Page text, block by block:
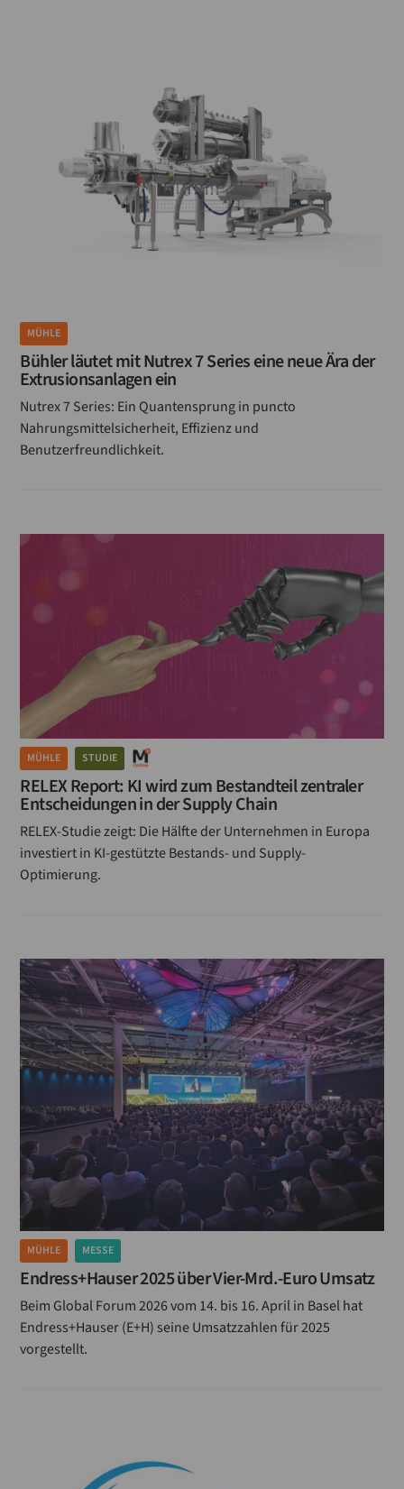
MÜHLE
Bühler läutet mit Nutrex 7 Series eine neue Ära der
Extrusionsanlagen ein
Nutrex 7 Series: Ein Quantensprung in puncto
Nahrungsmittelsicherheit, Effizienz und
Benutzerfreundlichkeit.
MÜHLE STUDIE
RELEX Report: KI wird zum Bestandteil zentraler
Entscheidungen in der Supply Chain
RELEX-Studie zeigt: Die Hälfte der Unternehmen in Europa
investiert in KI-gestützte Bestands- und Supply-
Optimierung.
MÜHLE MESSE
Endress+Hauser 2025 über Vier-Mrd.-Euro Umsatz
Beim Global Forum 2026 vom 14. bis 16. April in Basel hat
Endress+Hauser (E+H) seine Umsatzzahlen für 2025
vorgestellt.